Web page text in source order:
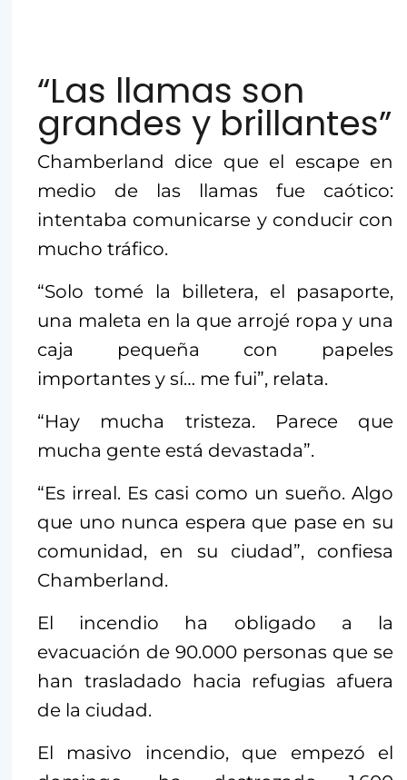
“Las llamas son
grandes y brillantes”
Chamberland dice que el escape en
medio de las llamas fue caótico:
intentaba comunicarse y conducir con
mucho tráfico.
“Solo tomé la billetera, el pasaporte,
una maleta en la que arrojé ropa y una
caja pequeña con papeles
importantes y sí… me fui”, relata.
“Hay mucha tristeza. Parece que
mucha gente está devastada”.
“Es irreal. Es casi como un sueño. Algo
que uno nunca espera que pase en su
comunidad, en su ciudad”, confiesa
Chamberland.
El incendio ha obligado a la
evacuación de 90.000 personas que se
han trasladado hacia refugias afuera
de la ciudad.
El masivo incendio, que empezó el